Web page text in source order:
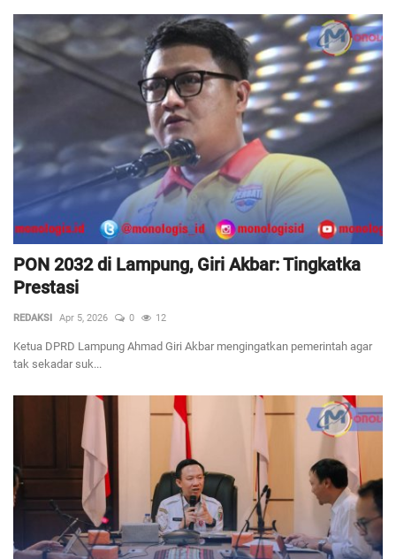
PON 2032 di Lampung, Giri Akbar: Tingkatka
Prestasi
REDAKSI Apr 5, 2026 0 12
Ketua DPRD Lampung Ahmad Giri Akbar mengingatkan pemerintah agar
tak sekadar suk...